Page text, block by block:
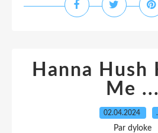
Hanna Hush
Me ...
02.04.2024
Par dyloke